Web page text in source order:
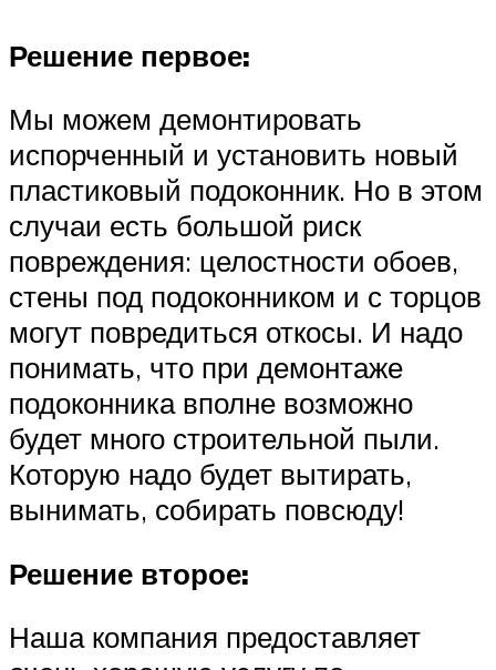
Решение первое:
Мы можем демонтировать
испорченный и установить новый
пластиковый подоконник. Но в этом
случаи есть большой риск
повреждения: целостности обоев,
стены под подоконником и с торцов
могут повредиться откосы. И надо
понимать, что при демонтаже
подоконника вполне возможно
будет много строительной пыли.
Которую надо будет вытирать,
вынимать, собирать повсюду!
Решение второе:
Наша компания предоставляет